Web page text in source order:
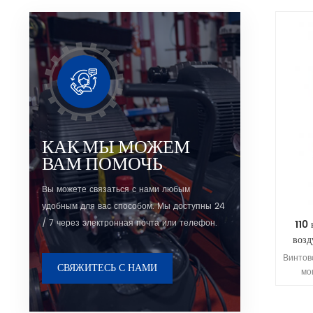
КАК МЫ МОЖЕМ
ВАМ ПОМОЧЬ
Вы можете связаться с нами любым
удобным для вас способом. Мы доступны 24
/ 7 через электронная почта или телефон.
СВЯЖИТЕСЬ С НАМИ